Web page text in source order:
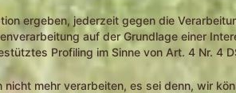
ergeben, jederzeit gegen die
auf der Grundlage einer
Profiling im Sinne von Art. 4 Nr. 4
mehr verarbeiten, es sei denn, wir